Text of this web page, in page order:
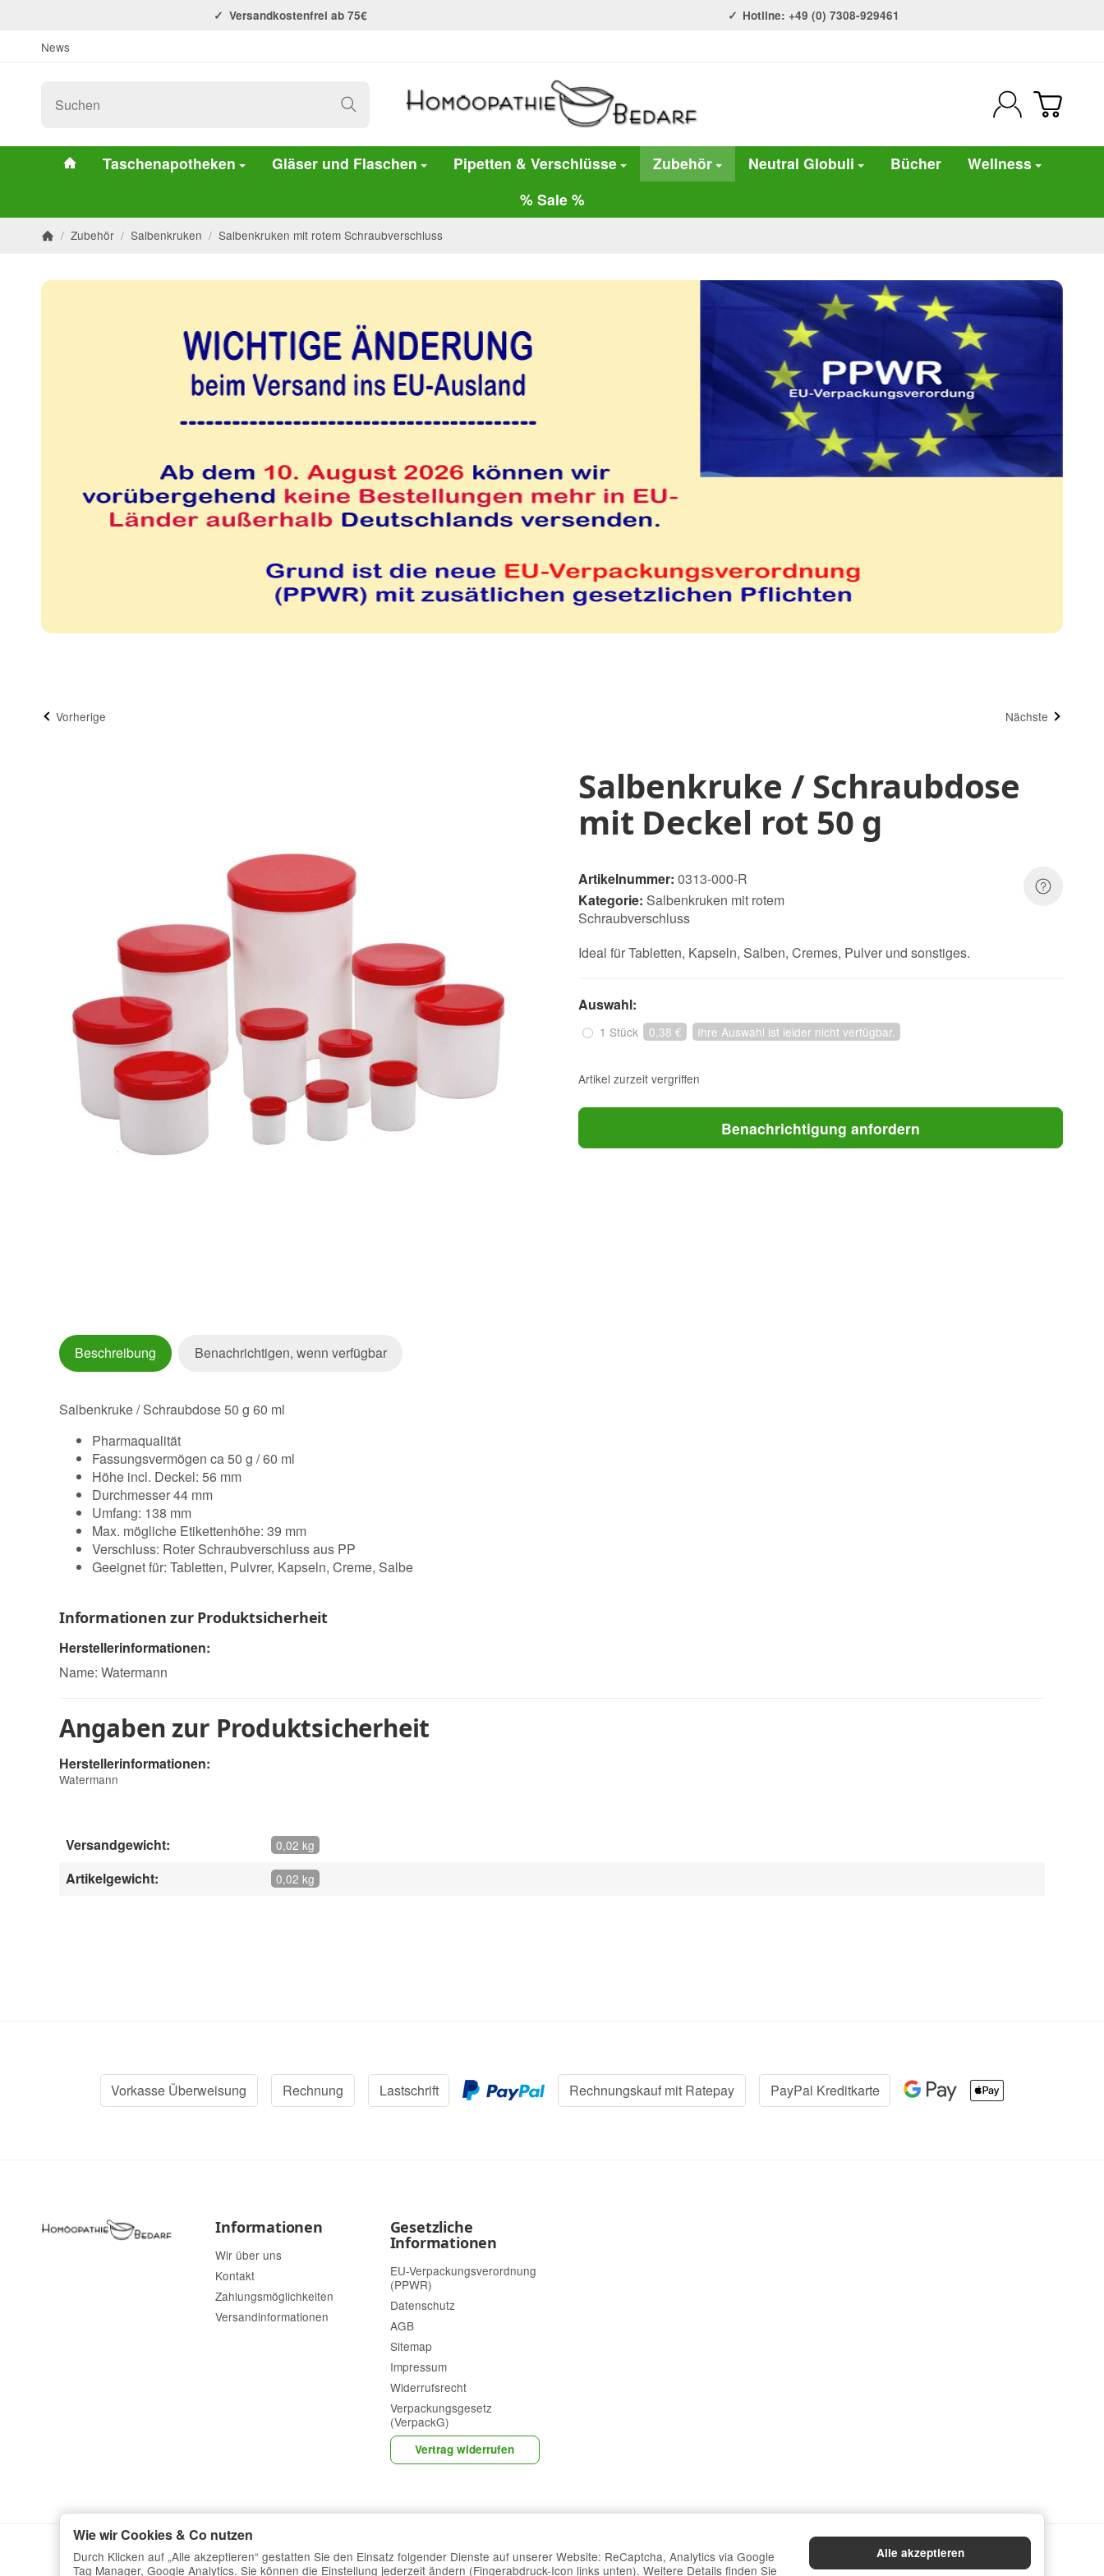
Versandkostenfrei ab 75€ Hotline: +49 (0) 7308-929461
News
#custom.linkHome#
Taschenapotheken Gläser und Flaschen Pipetten & Verschlüsse Zubehör Neutral Globuli Bücher
Wellness
% Sale %
/ Zubehör / Salbenkruken / Salbenkruken mit rotem Schraubverschluss
Vorherige Nächste
Salbenkruke / Schraubdose
mit Deckel rot 50 g
Artikelnummer: 0313-000-R
Kategorie: Salbenkruken mit rotem
Schraubverschluss
Ideal für Tabletten, Kapseln, Salben, Cremes, Pulver und sonstiges.
Auswahl:
1 Stück 0,38 € Ihre Auswahl ist leider nicht verfügbar.
Artikel zurzeit vergriffen
Benachrichtigung anfordern
Beschreibung Benachrichtigen, wenn verfügbar
Salbenkruke / Schraubdose 50 g 60 ml
Pharmaqualität
Fassungsvermögen ca 50 g / 60 ml
Höhe incl. Deckel: 56 mm
Durchmesser 44 mm
Umfang: 138 mm
Max. mögliche Etikettenhöhe: 39 mm
Verschluss: Roter Schraubverschluss aus PP
Geeignet für: Tabletten, Pulvrer, Kapseln, Creme, Salbe
Informationen zur Produktsicherheit
Herstellerinformationen:
Name: Watermann
Angaben zur Produktsicherheit
Herstellerinformationen:
Watermann
Versandgewicht: 0,02 kg
Artikelgewicht: 0,02 kg
Vorkasse Überweisung Rechnung Lastschrift Rechnungskauf mit Ratepay PayPal Kreditkarte
Informationen
Wir über uns
Kontakt
Zahlungsmöglichkeiten
Versandinformationen
Gesetzliche
Informationen
EU-Verpackungsverordnung
(PPWR)
Datenschutz
AGB
Sitemap
Impressum
Widerrufsrecht
Verpackungsgesetz
(VerpackG)
Vertrag widerrufen
*Alle Preise inkl. gesetzlicher USt., zzgl.Versand
Alle akzeptieren
Wie wir Cookies & Co nutzen
Durch Klicken auf „Alle akzeptieren“ gestatten Sie den Einsatz folgender Dienste auf unserer Website: ReCaptcha, Analytics via Google
Tag Manager, Google Analytics. Sie können die Einstellung jederzeit ändern (Fingerabdruck-Icon links unten). Weitere Details finden Sie